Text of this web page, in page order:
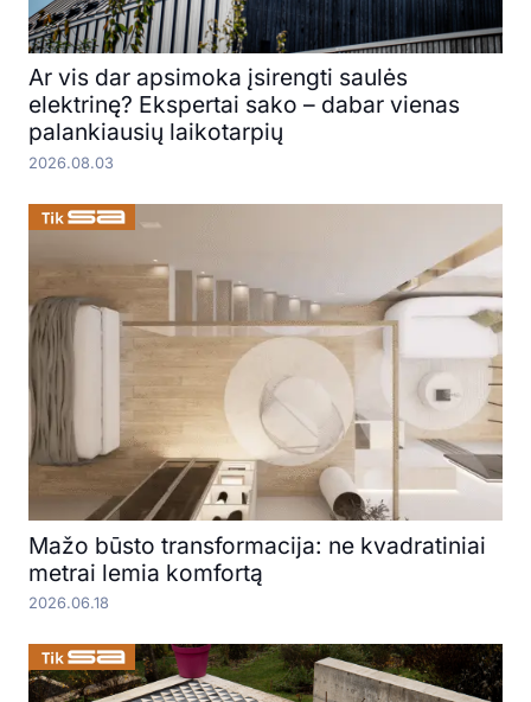
Ar vis dar apsimoka įsirengti saulės
elektrinę? Ekspertai sako – dabar vienas
palankiausių laikotarpių
2026.08.03
Mažo būsto transformacija: ne kvadratiniai
metrai lemia komfortą
2026.06.18